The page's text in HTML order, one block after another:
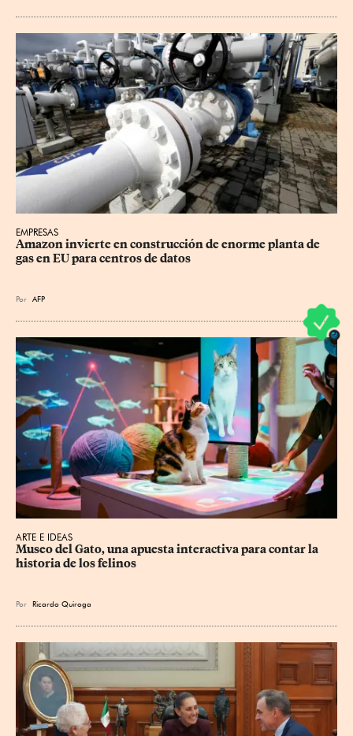
EMPRESAS
Amazon invierte en construcción de enorme planta de
gas en EU para centros de datos
Por AFP
ARTE E IDEAS
Museo del Gato, una apuesta interactiva para contar la
historia de los felinos
Por Ricardo Quiroga